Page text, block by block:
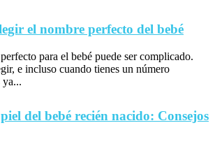
el nombre perfecto del bebé
para el bebé puede ser complicado.
e incluso cuando tienes un número
ya...
del bebé recién nacido: Consejos